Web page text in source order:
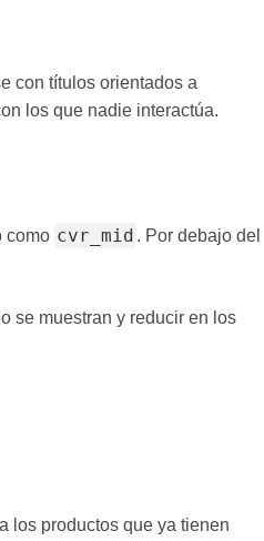
con títulos orientados a
los que nadie interactúa.
como cvr_mid . Por debajo del
se muestran y reducir en los
los productos que ya tienen